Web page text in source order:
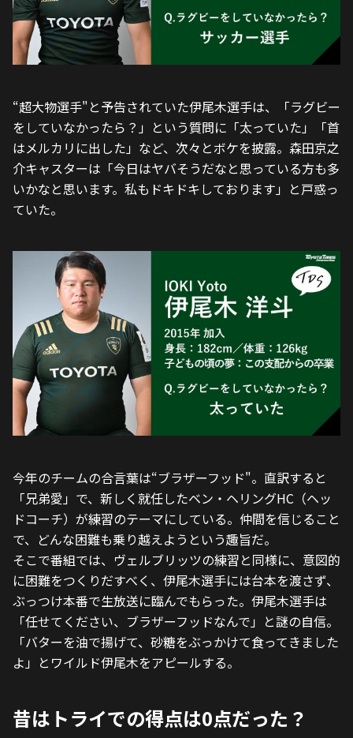
“超大物選手"と予告されていた伊尾木選手は、「ラグビー
をしていなかったら？」という質問に「太っていた」「首
はメルカリに出した」など、次々とボケを披露。森田京之
介キャスターは「今日はヤバそうだなと思っている方も多
いかなと思います。私もドキドキしております」と戸惑っ
ていた。
今年のチームの合言葉は“ブラザーフッド"。直訳すると
「兄弟愛」で、新しく就任したベン・ヘリングHC（ヘッ
ドコーチ）が練習のテーマにしている。仲間を信じること
で、どんな困難も乗り越えようという趣旨だ。
そこで番組では、ヴェルブリッツの練習と同様に、意図的
に困難をつくりだすべく、伊尾木選手には台本を渡さず、
ぶっつけ本番で生放送に臨んでもらった。伊尾木選手は
「任せてください、ブラザーフッドなんで」と謎の自信。
「バターを油で揚げて、砂糖をぶっかけて食ってきました
よ」とワイルド伊尾木をアピールする。
昔はトライでの得点は0点だった？